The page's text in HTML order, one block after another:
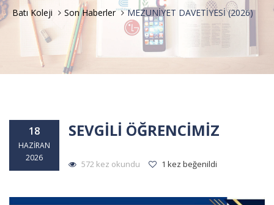
Batı Koleji Son Haberler MEZUNİYET DAVETİYESİ (2026)
18
HAZIRAN
2026
SEVGİLİ ÖĞRENCİMİZ
572 kez okundu 1 kez beğenildi